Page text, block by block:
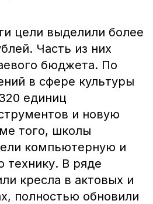
цели выделили более
Часть из них
бюджета. По
в сфере культуры
единиц
и новую
того, школы
компьютерную и
технику. В ряде
кресла в актовых и
полностью обновили